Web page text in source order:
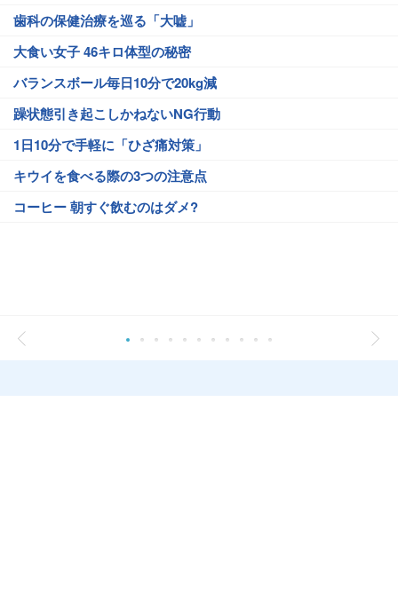
歯科の保健治療を巡る「大嘘」
大食い女子 46キロ体型の秘密
バランスボール毎日10分で20kg減
躁状態引き起こしかねないNG行動
1日10分で手軽に「ひざ痛対策」
キウイを食べる際の3つの注意点
コーヒー 朝すぐ飲むのはダメ?